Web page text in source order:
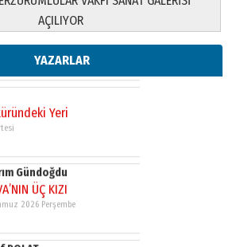
AÇILIYOR
YAZARLAR
POLAT
Sebahattin Şirin’e
2026 Pazartesi
Yeri
Gündoğdu
ÜÇ KIZI
2026 Perşembe
POLAT